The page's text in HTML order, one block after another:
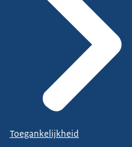
Toegankelijkheid